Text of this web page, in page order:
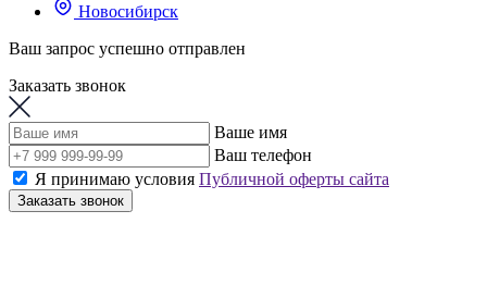
Новосибирск
Ваш запрос успешно отправлен
Заказать звонок
Ваше имя
Ваш телефон
Я принимаю условия Публичной оферты сайта
Заказать звонок